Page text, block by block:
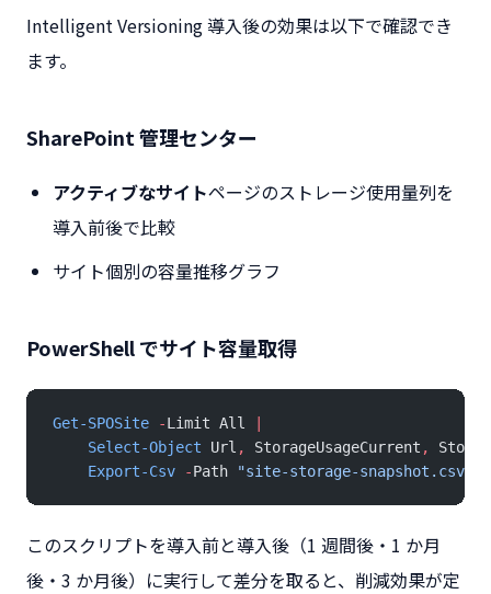
Intelligent Versioning 導入後の効果は以下で確認でき
ます。
SharePoint 管理センター
アクティブなサイトページのストレージ使用量列を
導入前後で比較
サイト個別の容量推移グラフ
PowerShell でサイト容量取得
Get-SPOSite -Limit All
    Select-Object
Url , StorageUsageCurrent ,
    Export-Csv
-Path "site-storage-snapshot.csv"
このスクリプトを導入前と導入後（1 週間後・1 か月
後・3 か月後）に実行して差分を取ると、削減効果が定